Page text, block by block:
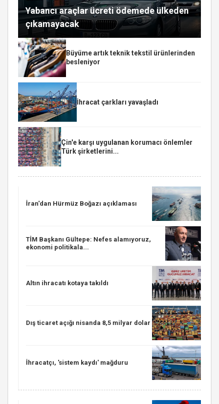
Yabancı araçlar ücreti ödemede ülkeden
çıkamayacak
Büyüme artık teknik tekstil ürünlerinden
besleniyor
İhracat çarkları yavaşladı
Çin'e karşı uygulanan korumacı önlemler
Türk şirketlerini...
İran'dan Hürmüz Boğazı açıklaması
TİM Başkanı Gültepe: Nefes alamıyoruz,
ekonomi politikala...
Altın ihracatı kotaya takıldı
Dış ticaret açığı nisanda 8,5 milyar dolar
İhracatçı, 'sistem kaydı' mağduru